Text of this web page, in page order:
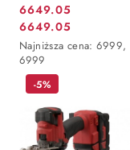
Cena
promocyjna:
6649.05
Cena
promocyjna:
6649.05
Najniższa
cena
30
przed
obniżką
Najniższa cena: 6999,
6999
-5%